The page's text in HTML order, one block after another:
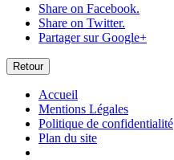
Share on Facebook.
Share on Twitter.
Partager sur Google+
Retour
Accueil
Mentions Légales
Politique de confidentialité
Plan du site